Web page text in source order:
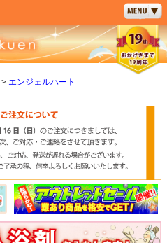
エンジェルハート
ペー
ジト
ップ
へ